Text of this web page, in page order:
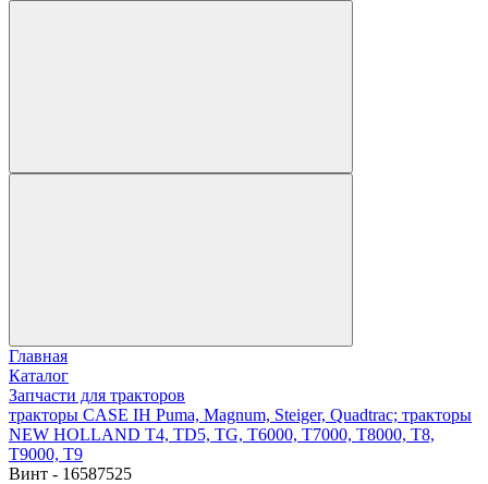
Главная
Каталог
Запчасти для тракторов
тракторы CASE IH Puma, Magnum, Steiger, Quadtrac; тракторы
NEW HOLLAND T4, TD5, TG, T6000, T7000, T8000, T8,
T9000, T9
Винт - 16587525